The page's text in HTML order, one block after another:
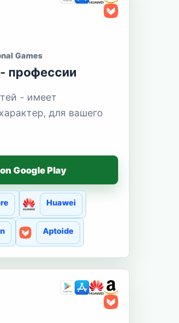
Games
профессии
- имеет
для вашего
Google Play
Huawei
Aptoide